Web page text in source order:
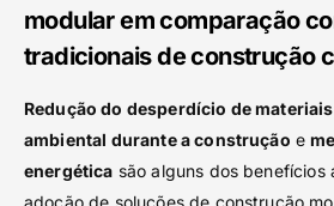
modular em comparação
tradicionais de construção
Redução do desperdício de materiais
ambiental durante a construção e
energética são alguns dos benefícios
adoção de soluções de construção